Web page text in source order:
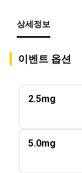
상세정보
이벤트 옵션
2.5mg
5.0mg